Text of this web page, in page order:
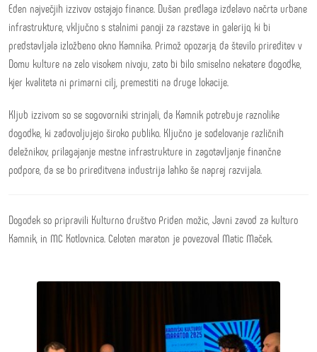
Eden največjih izzivov ostajajo finance. Dušan predlaga izdelavo načrta urbane
infrastrukture, vključno s stalnimi panoji za razstave in galerijo, ki bi
predstavljala izložbeno okno Kamnika. Primož opozarja, da število prireditev v
Domu kulture na zelo visokem nivoju, zato bi bilo smiselno nekatere dogodke,
kjer kvaliteta ni primarni cilj, premestiti na druge lokacije.
Kljub izzivom so se sogovorniki strinjali, da Kamnik potrebuje raznolike
dogodke, ki zadovoljujejo široko publiko. Ključno je sodelovanje različnih
deležnikov, prilagajanje mestne infrastrukture in zagotavljanje finančne
podpore, da se bo prireditvena industrija lahko še naprej razvijala.
Dogodek so pripravili Kulturno društvo Priden možic, Javni zavod za kulturo
Kamnik, in MC Kotlovnica. Celoten maraton je povezoval Matic Maček.